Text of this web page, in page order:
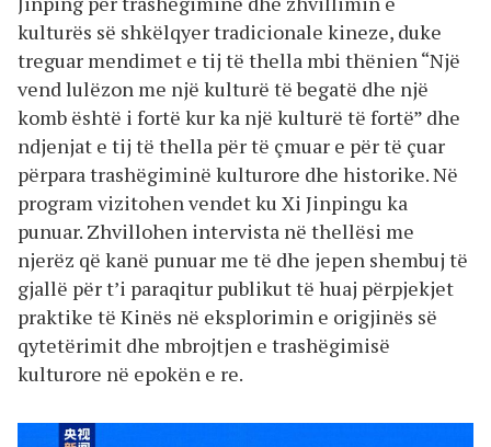
kulturës së shkëlqyer tradicionale kineze, duke
treguar mendimet e tij të thella mbi thënien “Një
vend lulëzon me një kulturë të begatë dhe një
komb është i fortë kur ka një kulturë të fortë” dhe
ndjenjat e tij të thella për të çmuar e për të çuar
përpara trashëgiminë kulturore dhe historike. Në
program vizitohen vendet ku Xi Jinpingu ka
punuar. Zhvillohen intervista në thellësi me
njerëz që kanë punuar me të dhe jepen shembuj të
gjallë për t’i paraqitur publikut të huaj përpjekjet
praktike të Kinës në eksplorimin e origjinës së
qytetërimit dhe mbrojtjen e trashëgimisë
kulturore në epokën e re.